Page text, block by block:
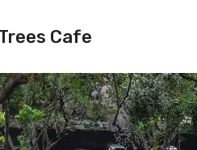
Cafe